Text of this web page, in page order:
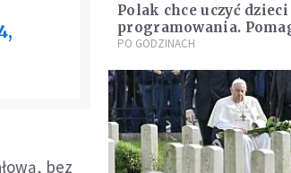
bez
Polak chce uczyć dzieci
programowania.
tym… papież Franciszek
PO GODZINACH